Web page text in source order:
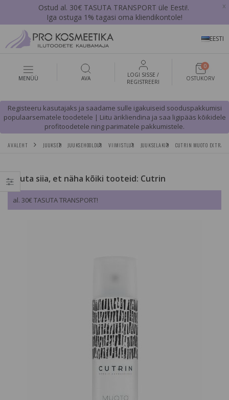
Ostud al. 30€ TASUTA TRANSPORT üle Eesti!.
Iga ostuga 1% tagasi oma kliendikontole!
x
EESTI
MENÜÜ AVA
LOGI SISSE /
REGISTREERI
0
OSTUKORV
Registeeru kasutajaks ja saadame sulle igakuiseid sooduspakkumisi
populaarsematele toodetele | Liitu ärikliendina ja saa ligipääs kõikidele
profitoodetele ning parimatele pakkumistele.
AVALEHT JUUKSED JUUKSEHOOLDUS VIIMISTLUS JUUKSELAKID CUTRIN MUOTO EXTRA
Vajuta siia, et näha kõiki tooteid: Cutrin
al. 30€ TASUTA TRANSPORT!
Acnecinamide
Cleansing Gel,
Sügavpuhastav
Geel Aknelisele